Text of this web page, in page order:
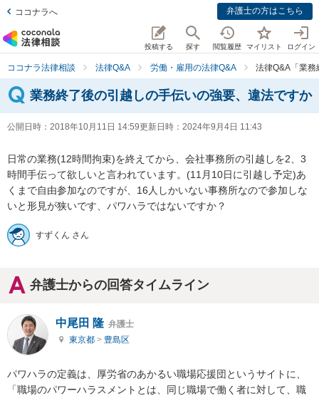
ココナラへ 弁護士の方はこちら
投稿する 探す 閲覧履歴 マイリスト ログイン
ココナラ法律相談 法律Q&A 労働・雇用の法律Q&A 法律Q&A「業
業務終了後の引越しの手伝いの強要、違法ですか
公開日時： 2018年10月11日 14:59更新日時： 2024年9月4日 11:43
日常の業務(12時間拘束)を終えてから、会社事務所の引越しを2、3
時間手伝って欲しいと言われています。(11月10日に引越し予定)あ
くまで自由参加なのですが、16人しかいない事務所なので参加しな
いと形見が狭いです、パワハラではないですか？
すずくん さん
弁護士からの回答タイムライン
中尾田 隆 弁護士
東京都 > 豊島区
パワハラの定義は、厚労省のあかるい職場応援団というサイトに、
「職場のパワーハラスメントとは、同じ職場で働く者に対して、職